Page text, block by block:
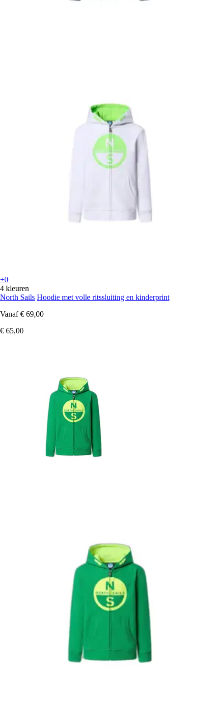
+0
4 kleuren
North Sails Hoodie met volle ritssluiting en kinderprint
Vanaf € 69,00
€ 65,00